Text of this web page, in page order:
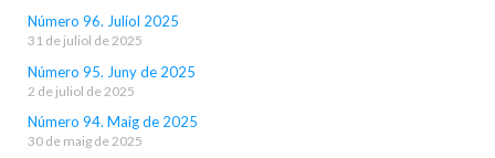
Número 96. Juliol 2025
31 de juliol de 2025
Número 95. Juny de 2025
2 de juliol de 2025
Número 94. Maig de 2025
30 de maig de 2025